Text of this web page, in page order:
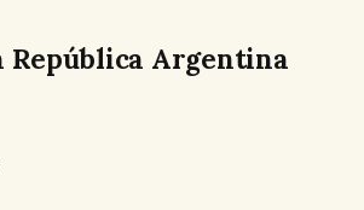
República Argentina